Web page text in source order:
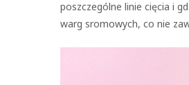
poszczególne linie cięcia i
warg sromowych, co nie